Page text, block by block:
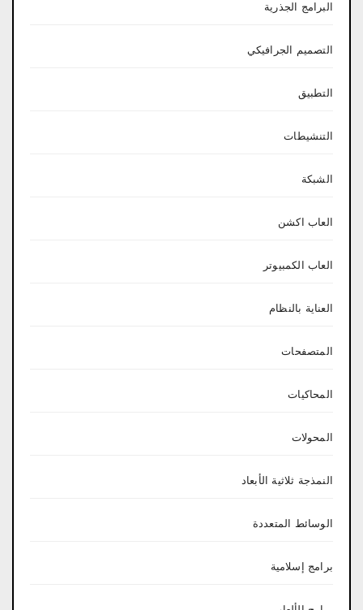
البرامج الجذرية
التصميم الجرافيكي
التطبيق
التنشيطات
الشبكة
العاب اكشن
العاب الكمبيوتر
العناية بالنظام
المتصفحات
المحاكيات
المحولات
النمذجة ثلاثية الأبعاد
الوسائط المتعددة
برامج إسلامية